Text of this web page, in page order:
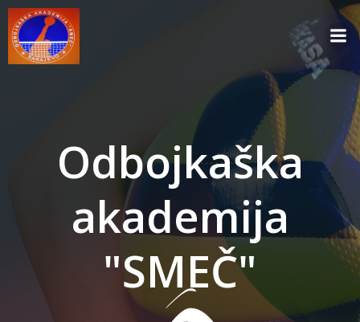
Odbojkaška
akademija
"SMEČ"